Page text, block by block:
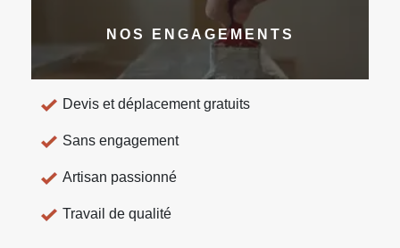
NOS ENGAGEMENTS
Devis et déplacement gratuits
Sans engagement
Artisan passionné
Travail de qualité